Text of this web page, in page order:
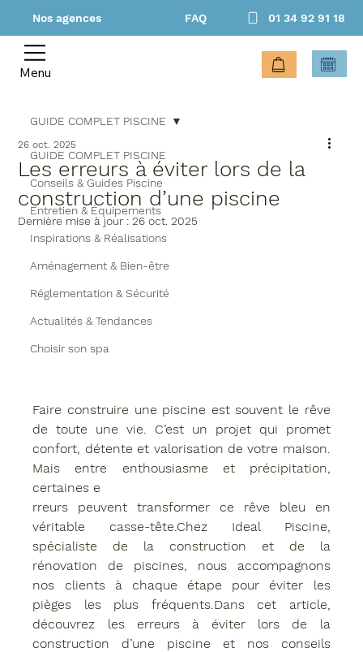
Nos agences FAQ 01 34 92 91 18
Menu
GUIDE COMPLET PISCINE
Conseils & Guides Piscine
Entretien & Équipements
Inspirations & Réalisations
Aménagement & Bien-être
Réglementation & Sécurité
Actualités & Tendances
Choisir son spa
GUIDE COMPLET PISCINE
Les erreurs à éviter lors de la
construction d’une piscine
26 oct. 2025
Dernière mise à jour :26 oct. 2025
Faire construire une piscine est souvent le rêve
de toute une vie. C’est un projet qui promet
confort, détente et valorisation de votre maison.
Mais entre enthousiasme et précipitation,
certaines e
rreurs peuvent transformer ce rêve bleu en
véritable casse-tête.Chez Ideal Piscine,
spécialiste de la construction et de la
rénovation de piscines, nous accompagnons
nos clients à chaque étape pour éviter les
pièges les plus fréquents.Dans cet article,
découvrez les erreurs à éviter lors de la
construction d’une piscine et nos conseils